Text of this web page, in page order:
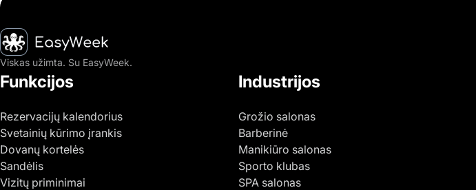
Pagrindinis puslapis
Viskas užimta. Su EasyWeek.
Funkcijos
Rezervacijų kalendorius
Svetainių kūrimo įrankis
Dovanų kortelės
Sandėlis
Vizitų priminimai
Industrijos
Grožio salonas
Barberinė
Manikiūro salonas
Sporto klubas
SPA salonas